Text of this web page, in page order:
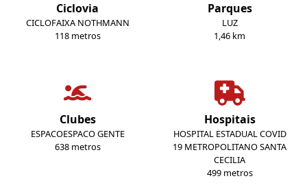
Ciclovia
CICLOFAIXA NOTHMANN
118 metros
Parques
LUZ
1,46 km
Clubes
ESPACOESPACO GENTE
638 metros
Hospitais
HOSPITAL ESTADUAL COVID
19 METROPOLITANO SANTA
CECILIA
499 metros